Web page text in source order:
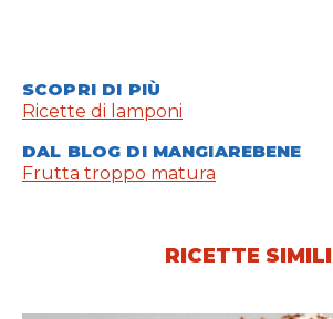
SCOPRI DI PIÙ
Ricette di lamponi
DAL BLOG DI MANGIAREBENE
Frutta troppo matura
RICETTE SIMILI